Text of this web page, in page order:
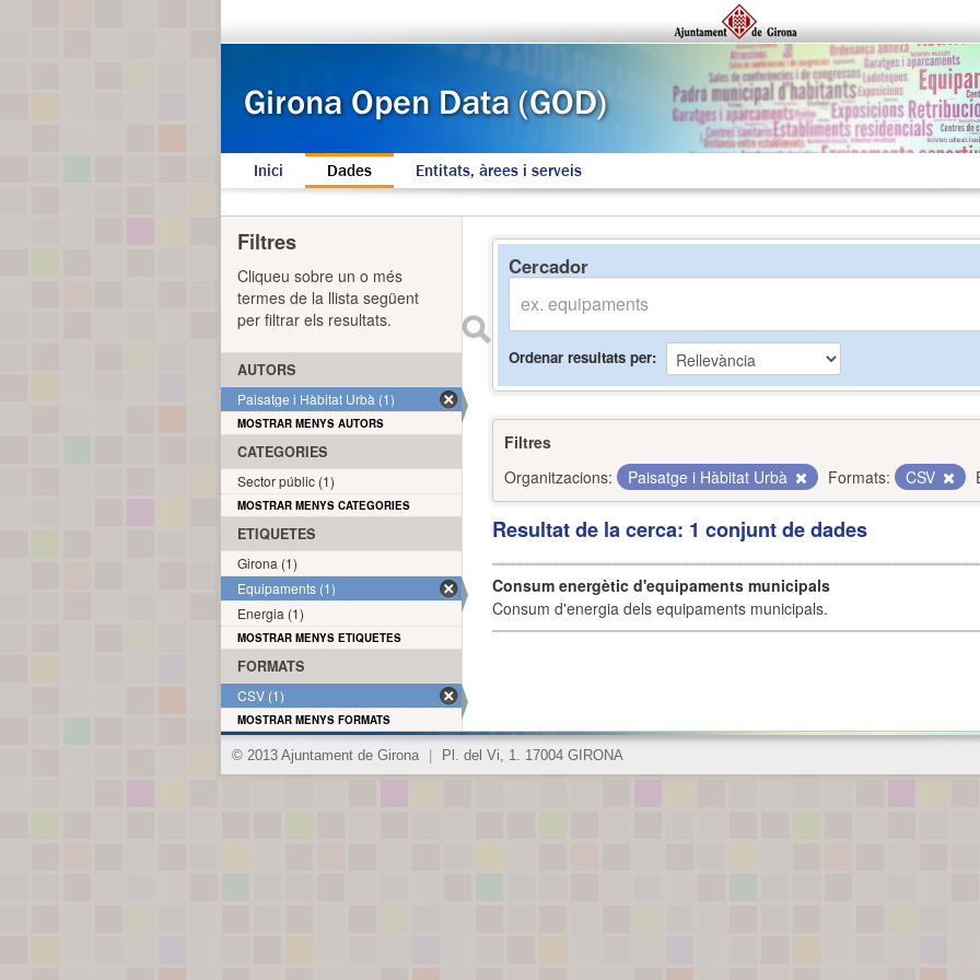
Inici Dades Entitats, àrees i serveis
Cercador
Ordenar resultats per
Filtres
Organitzacions:
Paisatge i Hàbitat Urbà Formats: CSV
Resultat de la cerca: 1 conjunt de dades
Consum energètic d'equipaments municipals
Consum d'energia dels equipaments municipals.
Filtres
Cliqueu sobre un o més
termes de la llista següent
per filtrar els resultats.
AUTORS
Paisatge i Hàbitat Urbà (1)
MOSTRAR MENYS AUTORS
CATEGORIES
Sector públic (1)
MOSTRAR MENYS CATEGORIES
ETIQUETES
Girona (1)
Equipaments (1)
Energia (1)
MOSTRAR MENYS ETIQUETES
FORMATS
CSV (1)
MOSTRAR MENYS FORMATS
© 2013 Ajuntament de Girona Pl. del Vi, 1. 17004 GIRONA